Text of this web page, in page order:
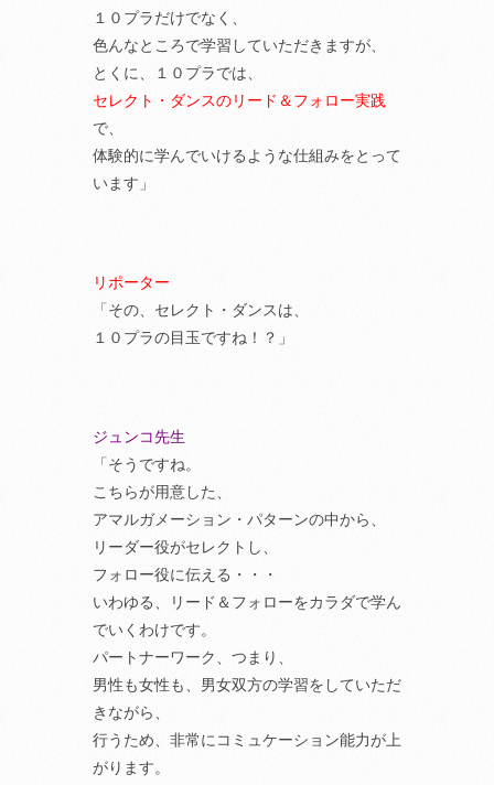
１０プラだけでなく、
色んなところで学習していただきますが、
とくに、１０プラでは、
セレクト・ダンスのリード＆フォロー実践
で、
体験的に学んでいけるような仕組みをとって
います」
リポーター
「その、セレクト・ダンスは、
１０プラの目玉ですね！？」
ジュンコ先生
「そうですね。
こちらが用意した、
アマルガメーション・パターンの中から、
リーダー役がセレクトし、
フォロー役に伝える・・・
いわゆる、リード＆フォローをカラダで学ん
でいくわけです。
パートナーワーク、つまり、
男性も女性も、男女双方の学習をしていただ
きながら、
行うため、非常にコミュケーション能力が上
がります。